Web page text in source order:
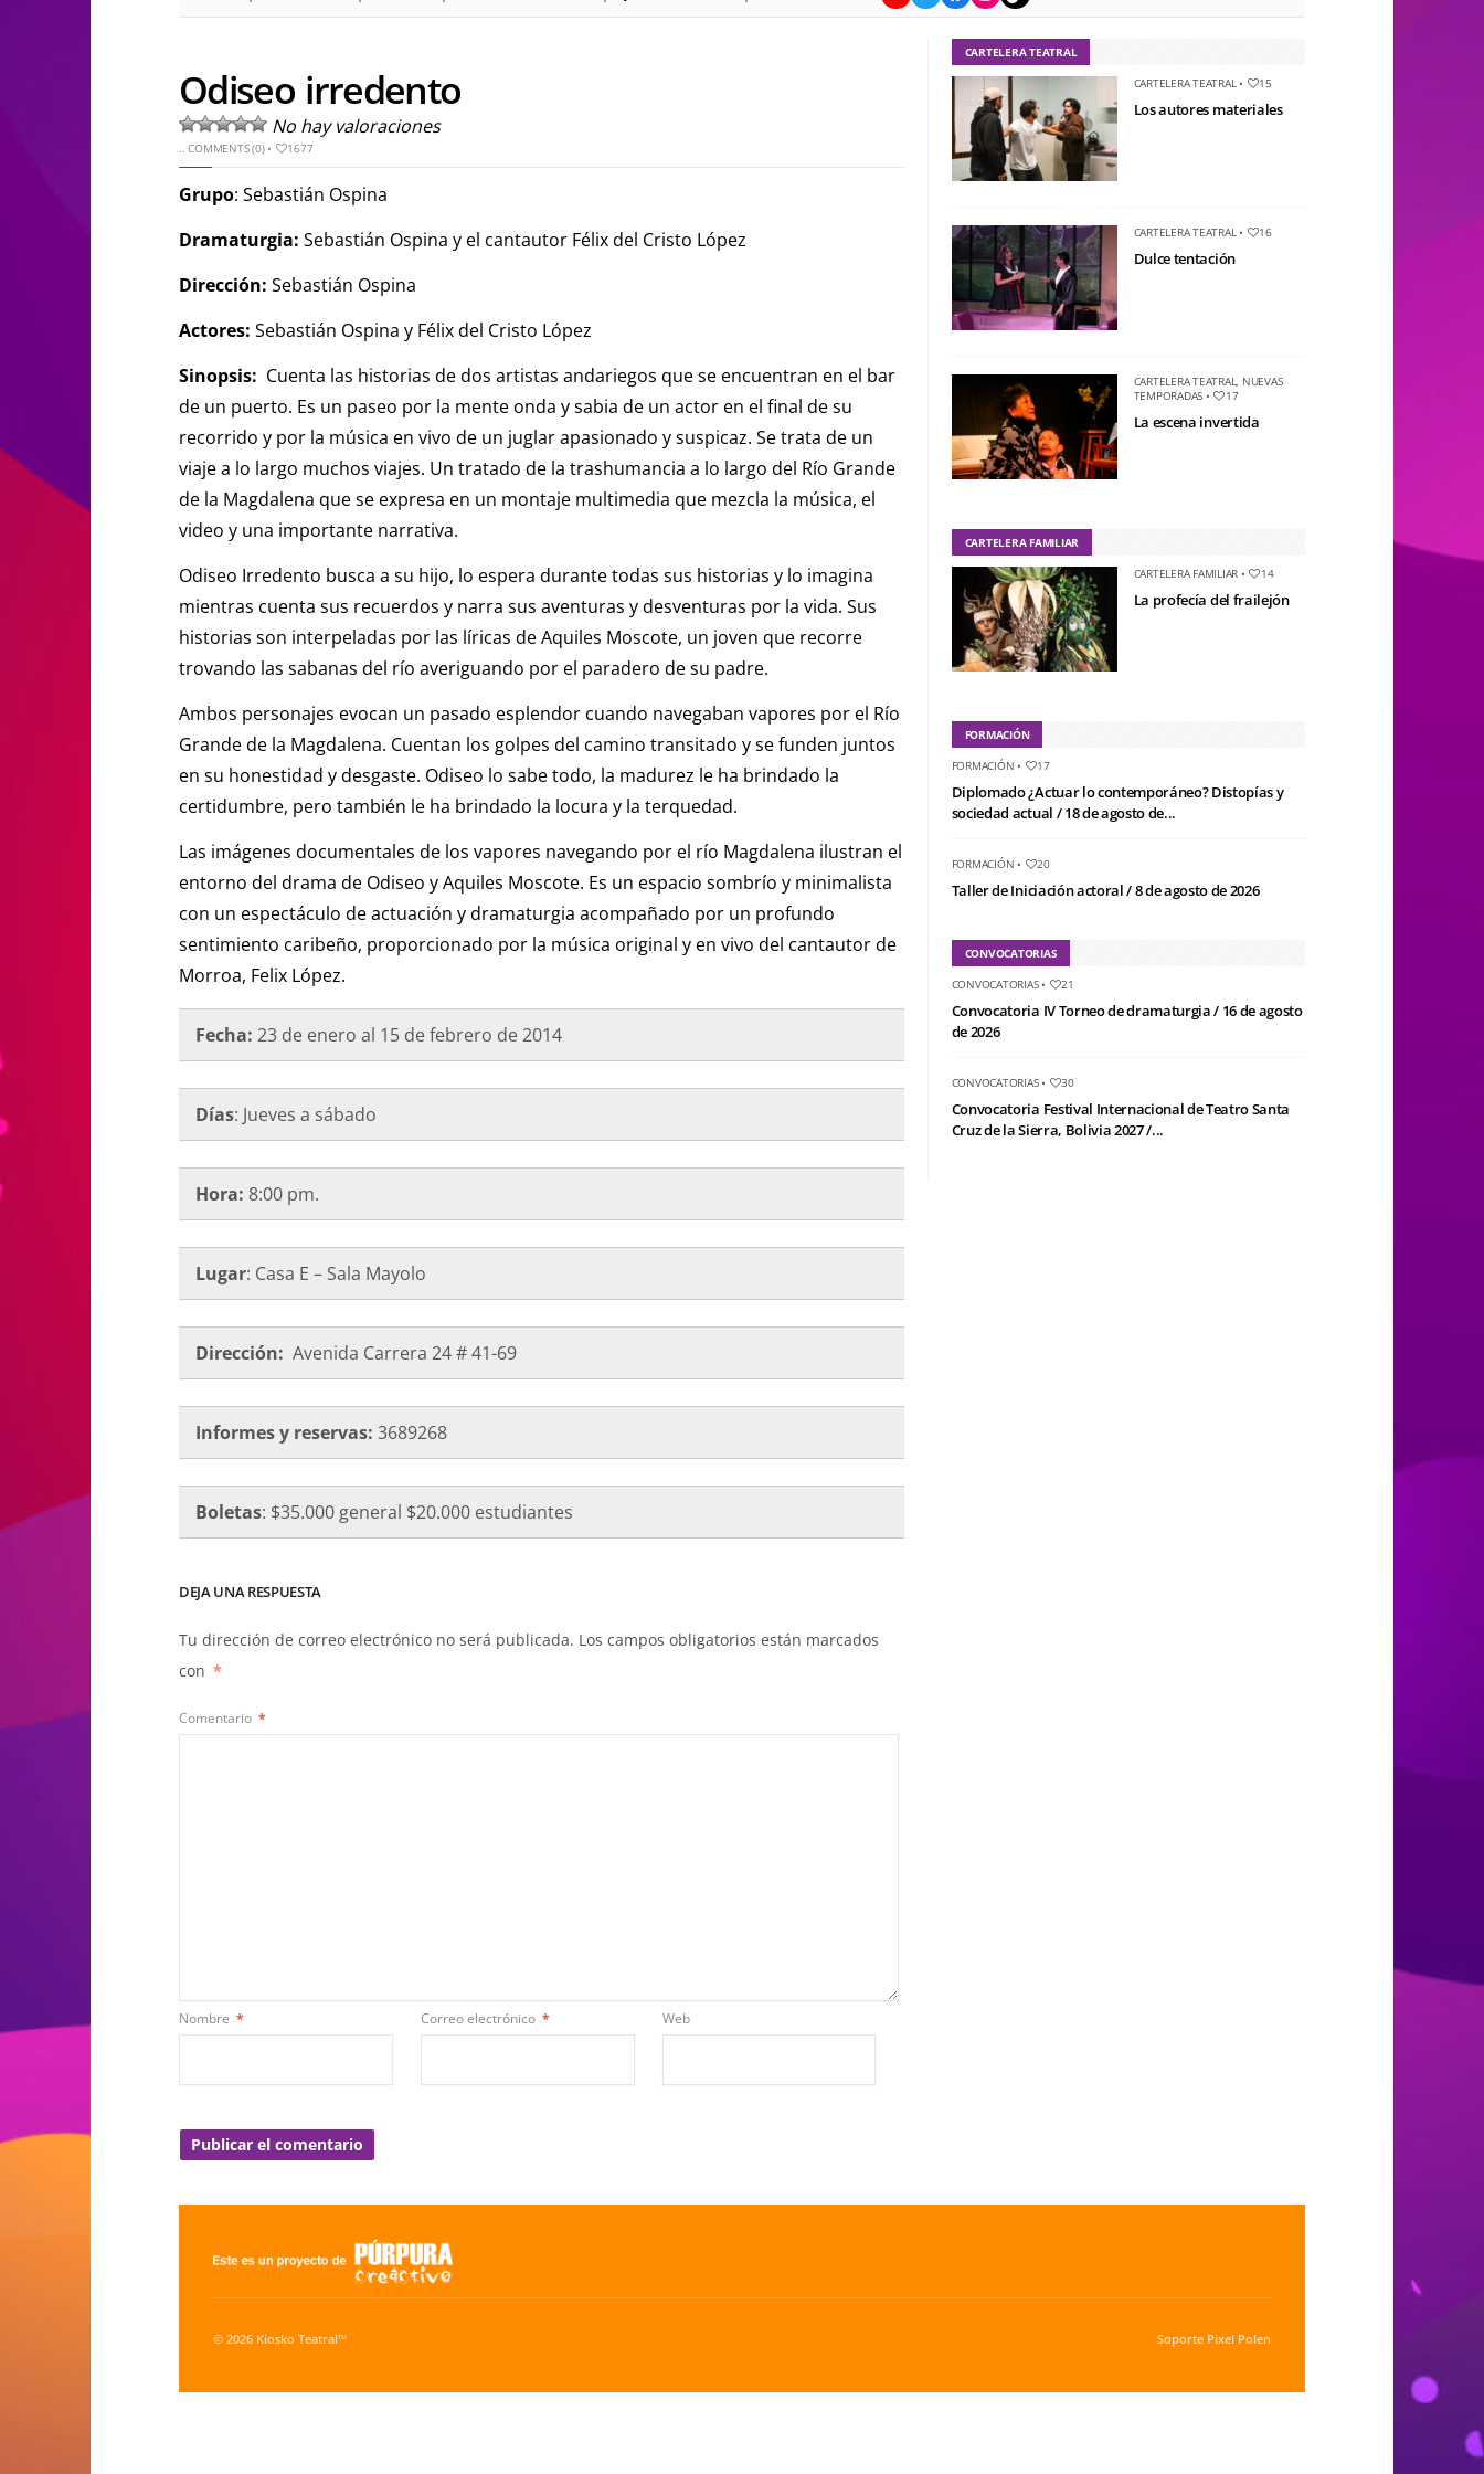
Odiseo irredento
No hay valoraciones
..COMMENTS (0)• 1677
Grupo: Sebastián Ospina
Dramaturgia: Sebastián Ospina y el cantautor Félix del Cristo López
Dirección: Sebastián Ospina
Actores: Sebastián Ospina y Félix del Cristo López
Sinopsis: Cuenta las historias de dos artistas andariegos que se encuentran en el bar
de un puerto. Es un paseo por la mente onda y sabia de un actor en el final de su
recorrido y por la música en vivo de un juglar apasionado y suspicaz. Se trata de un
viaje a lo largo muchos viajes. Un tratado de la trashumancia a lo largo del Río Grande
de la Magdalena que se expresa en un montaje multimedia que mezcla la música, el
video y una importante narrativa.
Odiseo Irredento busca a su hijo, lo espera durante todas sus historias y lo imagina
mientras cuenta sus recuerdos y narra sus aventuras y desventuras por la vida. Sus
historias son interpeladas por las líricas de Aquiles Moscote, un joven que recorre
trovando las sabanas del río averiguando por el paradero de su padre.
Ambos personajes evocan un pasado esplendor cuando navegaban vapores por el Río
Grande de la Magdalena. Cuentan los golpes del camino transitado y se funden juntos
en su honestidad y desgaste. Odiseo lo sabe todo, la madurez le ha brindado la
certidumbre, pero también le ha brindado la locura y la terquedad.
Las imágenes documentales de los vapores navegando por el río Magdalena ilustran el
entorno del drama de Odiseo y Aquiles Moscote. Es un espacio sombrío y minimalista
con un espectáculo de actuación y dramaturgia acompañado por un profundo
sentimiento caribeño, proporcionado por la música original y en vivo del cantautor de
Morroa, Felix López.
Fecha: 23 de enero al 15 de febrero de 2014
Días: Jueves a sábado
Hora: 8:00 pm.
Lugar: Casa E – Sala Mayolo
Dirección: Avenida Carrera 24 # 41-69
Informes y reservas: 3689268
Boletas: $35.000 general $20.000 estudiantes
DEJA UNA RESPUESTA
Tu dirección de correo electrónico no será publicada. Los campos obligatorios están marcados
con *
Comentario *
Nombre * Correo electrónico * Web
CARTELERA TEATRAL
CARTELERA TEATRAL• 15
Los autores materiales
CARTELERA TEATRAL• 16
Dulce tentación
CARTELERA TEATRAL, NUEVAS
TEMPORADAS • 17
La escena invertida
CARTELERA FAMILIAR
CARTELERA FAMILIAR • 14
La profecía del frailejón
FORMACIÓN
FORMACIÓN • 17
Diplomado ¿Actuar lo contemporáneo? Distopías y
sociedad actual / 18 de agosto de...
FORMACIÓN • 20
Taller de Iniciación actoral / 8 de agosto de 2026
CONVOCATORIAS
CONVOCATORIAS• 21
Convocatoria IV Torneo de dramaturgia / 16 de agosto
de 2026
CONVOCATORIAS• 30
Convocatoria Festival Internacional de Teatro Santa
Cruz de la Sierra, Bolivia 2027 /...
© 2026 Kiosko Teatral™ Soporte Pixel Polen